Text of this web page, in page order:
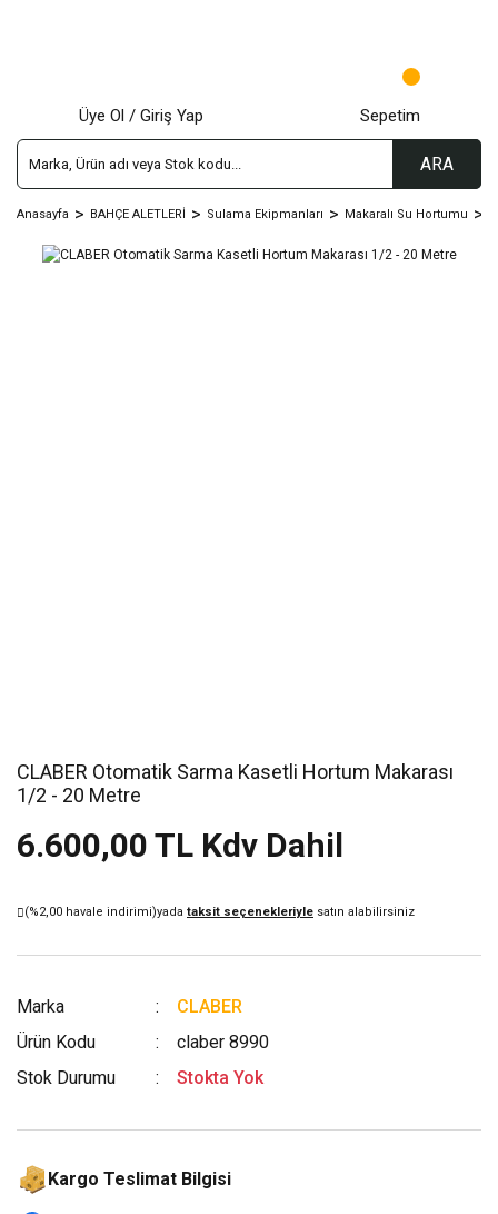
ARA
Üye Ol / Giriş Yap Sepetim
Anasayfa BAHÇE ALETLERİ Sulama Ekipmanları Makaralı Su Hortumu
CLABER Otomatik Sarma Kasetli Hortum Makarası
1/2 - 20 Metre
6.600,00 TL Kdv Dahil
(%2,00 havale indirimi)yada taksit seçenekleriyle satın alabilirsiniz
Marka
CLABER
Ürün Kodu
claber 8990
Stok Durumu
Stokta Yok
Kargo Teslimat Bilgisi